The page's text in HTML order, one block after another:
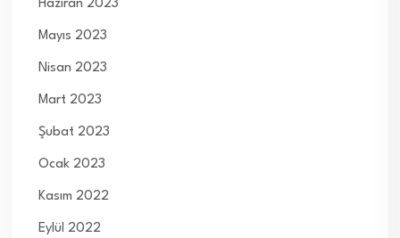
Haziran 2023
Mayıs 2023
Nisan 2023
Mart 2023
Şubat 2023
Ocak 2023
Kasım 2022
Eylül 2022